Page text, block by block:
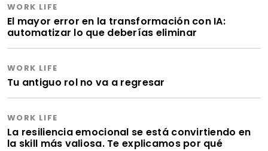
WORK LIFE
El mayor error en la transformación con IA:
automatizar lo que deberías eliminar
WORK LIFE
Tu antiguo rol no va a regresar
WORK LIFE
La resiliencia emocional se está convirtiendo en
la skill más valiosa. Te explicamos por qué